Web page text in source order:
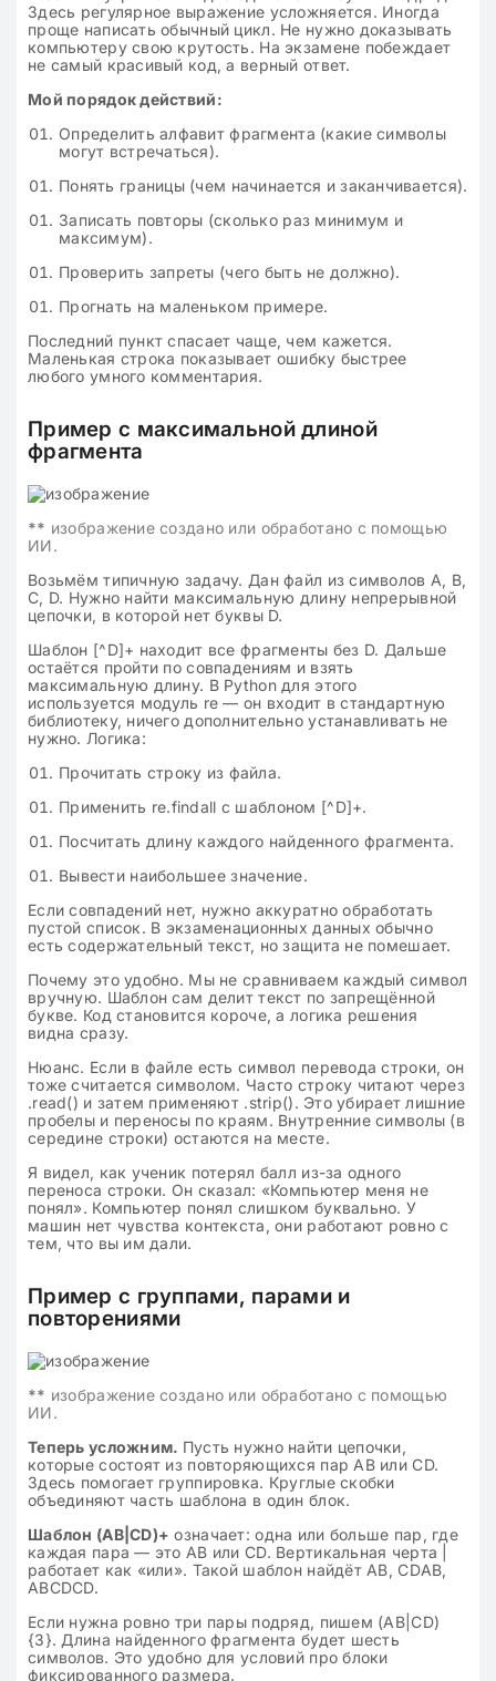
Здесь регулярное выражение усложняется. Иногда
проще написать обычный цикл. Не нужно доказывать
компьютеру свою крутость. На экзамене побеждает
не самый красивый код, а верный ответ.
Мой порядок действий:
Определить алфавит фрагмента (какие символы
могут встречаться).
Понять границы (чем начинается и заканчивается).
Записать повторы (сколько раз минимум и
максимум).
Проверить запреты (чего быть не должно).
Прогнать на маленьком примере.
Последний пункт спасает чаще, чем кажется.
Маленькая строка показывает ошибку быстрее
любого умного комментария.
Пример с максимальной длиной
фрагмента
** изображение создано или обработано с помощью
ИИ.
Возьмём типичную задачу. Дан файл из символов A, B,
C, D. Нужно найти максимальную длину непрерывной
цепочки, в которой нет буквы D.
Шаблон [^D]+ находит все фрагменты без D. Дальше
остаётся пройти по совпадениям и взять
максимальную длину. В Python для этого
используется модуль re — он входит в стандартную
библиотеку, ничего дополнительно устанавливать не
нужно. Логика:
Прочитать строку из файла.
Применить re.findall с шаблоном [^D]+.
Посчитать длину каждого найденного фрагмента.
Вывести наибольшее значение.
Если совпадений нет, нужно аккуратно обработать
пустой список. В экзаменационных данных обычно
есть содержательный текст, но защита не помешает.
Почему это удобно. Мы не сравниваем каждый символ
вручную. Шаблон сам делит текст по запрещённой
букве. Код становится короче, а логика решения
видна сразу.
Нюанс. Если в файле есть символ перевода строки, он
тоже считается символом. Часто строку читают через
.read() и затем применяют .strip(). Это убирает лишние
пробелы и переносы по краям. Внутренние символы (в
середине строки) остаются на месте.
Я видел, как ученик потерял балл из-за одного
переноса строки. Он сказал: «Компьютер меня не
понял». Компьютер понял слишком буквально. У
машин нет чувства контекста, они работают ровно с
тем, что вы им дали.
Пример с группами, парами и
повторениями
** изображение создано или обработано с помощью
ИИ.
Теперь усложним. Пусть нужно найти цепочки,
которые состоят из повторяющихся пар AB или CD.
Здесь помогает группировка. Круглые скобки
объединяют часть шаблона в один блок.
Шаблон (AB|CD)+ означает: одна или больше пар, где
каждая пара — это AB или CD. Вертикальная черта |
работает как «или». Такой шаблон найдёт AB, CDAB,
ABCDCD.
Если нужна ровно три пары подряд, пишем (AB|CD)
{3}. Длина найденного фрагмента будет шесть
символов. Это удобно для условий про блоки
фиксированного размера.